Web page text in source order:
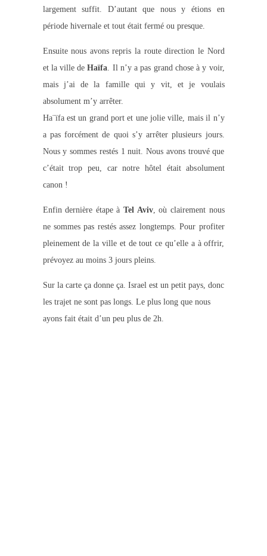
largement suffit. D’autant que nous y étions en
période hivernale et tout était fermé ou presque.
Ensuite nous avons repris la route direction le Nord
et la ville deHaïfa . Il n’y a pas grand chose à y voir,
mais j’ai de la famille qui y vit, et je voulais
absolument m’y arrêter.
Ha¨ïfa est un grand port et une jolie ville, mais il n’y
a pas forcément de quoi s’y arrêter plusieurs jours.
Nous y sommes restés 1 nuit. Nous avons trouvé que
c’était trop peu, car notre hôtel était absolument
canon !
Enfin dernière étape à Tel Aviv, où clairement nous
ne sommes pas restés assez longtemps. Pour profiter
pleinement de la ville et de tout ce qu’elle a à offrir,
prévoyez au moins 3 jours pleins.
Sur la carte ça donne ça. Israel est un petit pays, donc
les trajet ne sont pas longs. Le plus long que nous
ayons fait était d’un peu plus de 2h.